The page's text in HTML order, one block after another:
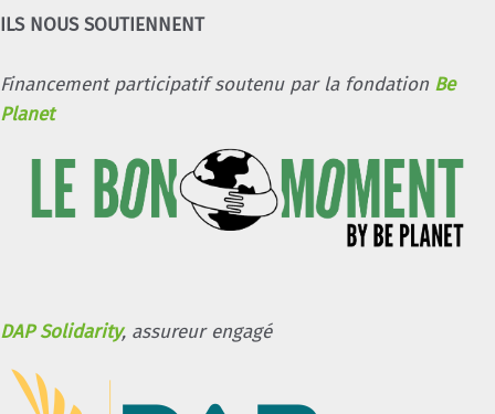
ILS NOUS SOUTIENNENT
Financement participatif soutenu par la fondation Be
Planet
DAP Solidarity, assureur engagé